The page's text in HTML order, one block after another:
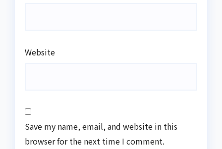
Website
Save my name, email, and website in this
browser for the next time I comment.